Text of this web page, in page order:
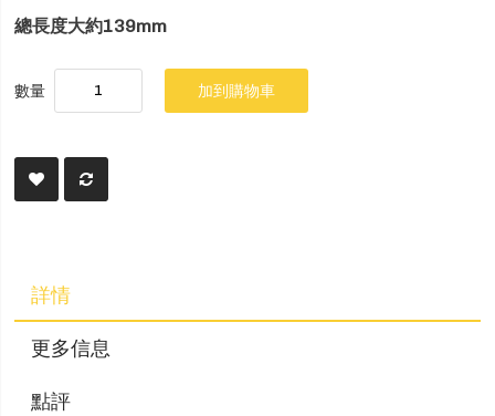
總長度大約139mm
數量 加到購物車
詳情
更多信息
點評